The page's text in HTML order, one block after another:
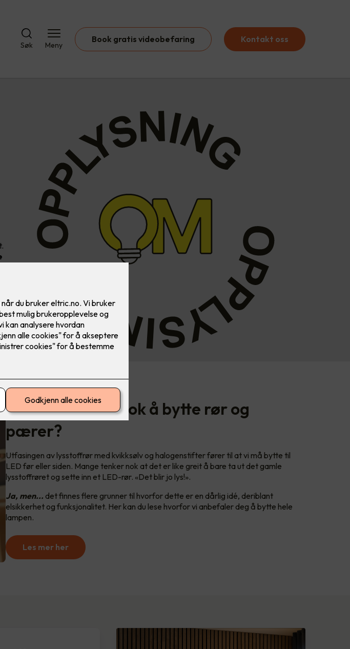
Søk Meny
Book gratis videobefaring Kontakt oss
LED-lys: er det nok å bytte rør og
pærer?
Utfasingen av lysstoffrør med kvikksølv og halogenstifter fører til at vi må bytte til
LED før eller siden. Mange tenker nok at det er like greit å bare ta ut det gamle
lysstoffrøret og sette inn et LED-rør. «Det blir jo lys!».
Ja, men... det finnes flere grunner til hvorfor dette er en dårlig idé, deriblant
elsikkerhet og funksjonalitet. Her kan du lese hvorfor vi anbefaler deg å bytte hele
lampen.
Les mer her